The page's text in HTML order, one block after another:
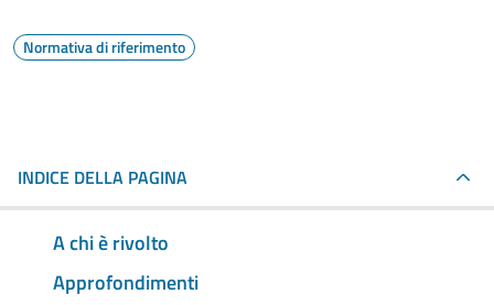
Normativa di riferimento
INDICE DELLA PAGINA
A chi è rivolto
Approfondimenti